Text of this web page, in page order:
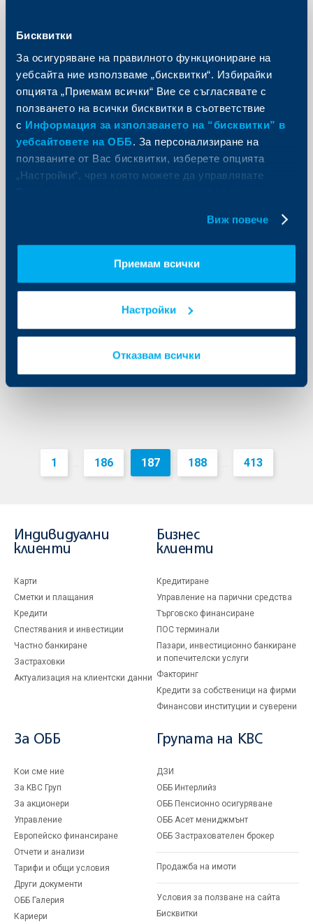
Бисквитки
За осигуряване на правилното функциониране на
уебсайта ние използваме „бисквитки“. Избирайки
опцията „Приемам всички“ Вие се съгласявате с
ползването на всички бисквитки в съответствие
с Информация за използването на “бисквитки” в
уебсайтовете на ОББ. За персонализиране на
ползваните от Вас бисквитки, изберете опцията
„Настройки“, чрез която можете да управлявате
Виж повече
Приемам всички
Настройки
Отказвам всички
деветмесечието на 2018 г.
14 ноември 2018
Нетният лихвен доход расте с 4.6% на годишна база
до 2,519 млн. евро (деветмесечието на 2017: 2,407
млн. евро).
Още
Райфайзенбанк: Месечен
икономически обзор
икономически обзор с коментар на данните,
1 ... 186 187 188 ... 413
Индивидуални
клиенти
Карти
Сметки и плащания
Кредити
Спестявания и инвестиции
Частно банкиране
Застраховки
Актуализация на клиентски данни
Бизнес
клиенти
Кредитиране
Управление на парични средства
Търговско финансиране
ПОС терминали
Пазари, инвестиционно банкиране
и попечителски услуги
Факторинг
Кредити за собственици на фирми
Финансови институции и суверени
За ОББ
Кои сме ние
За KBC Груп
За акционери
Управление
Европейско финансиране
Отчети и анализи
Тарифи и общи условия
Други документи
ОББ Галерия
Кариери
Групата на KBC
ДЗИ
ОББ Интерлийз
ОББ Пенсионно осигуряване
ОББ Асет мениджмънт
ОББ Застрахователен брокер
Продажба на имоти
Условия за ползване на сайта
Бисквитки